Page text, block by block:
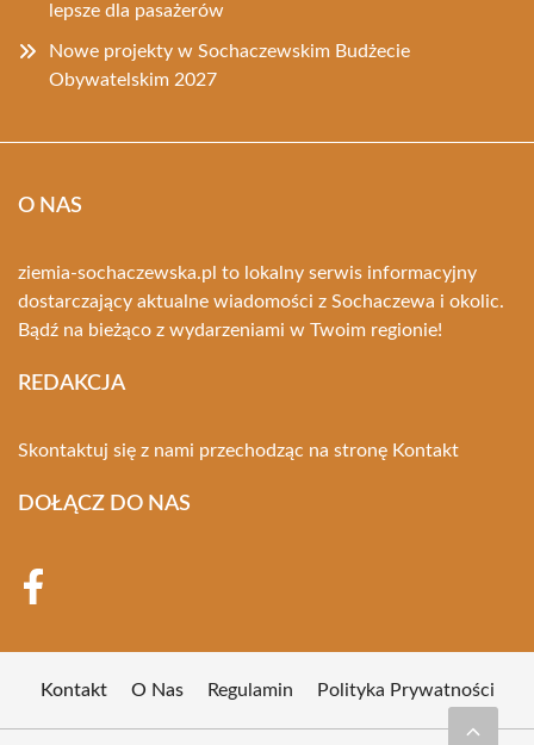
lepsze dla pasażerów
Nowe projekty w Sochaczewskim Budżecie
Obywatelskim 2027
O NAS
ziemia-sochaczewska.pl to lokalny serwis informacyjny
dostarczający aktualne wiadomości z Sochaczewa i okolic.
Bądź na bieżąco z wydarzeniami w Twoim regionie!
REDAKCJA
Skontaktuj się z nami przechodząc na stronę Kontakt
DOŁĄCZ DO NAS
Kontakt O Nas Regulamin Polityka Prywatności